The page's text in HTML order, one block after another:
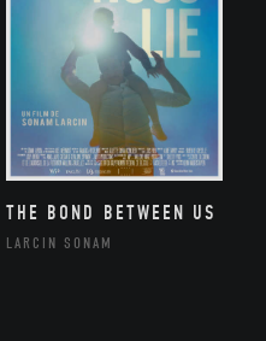
THE BOND BETWEEN US
LARCIN SONAM